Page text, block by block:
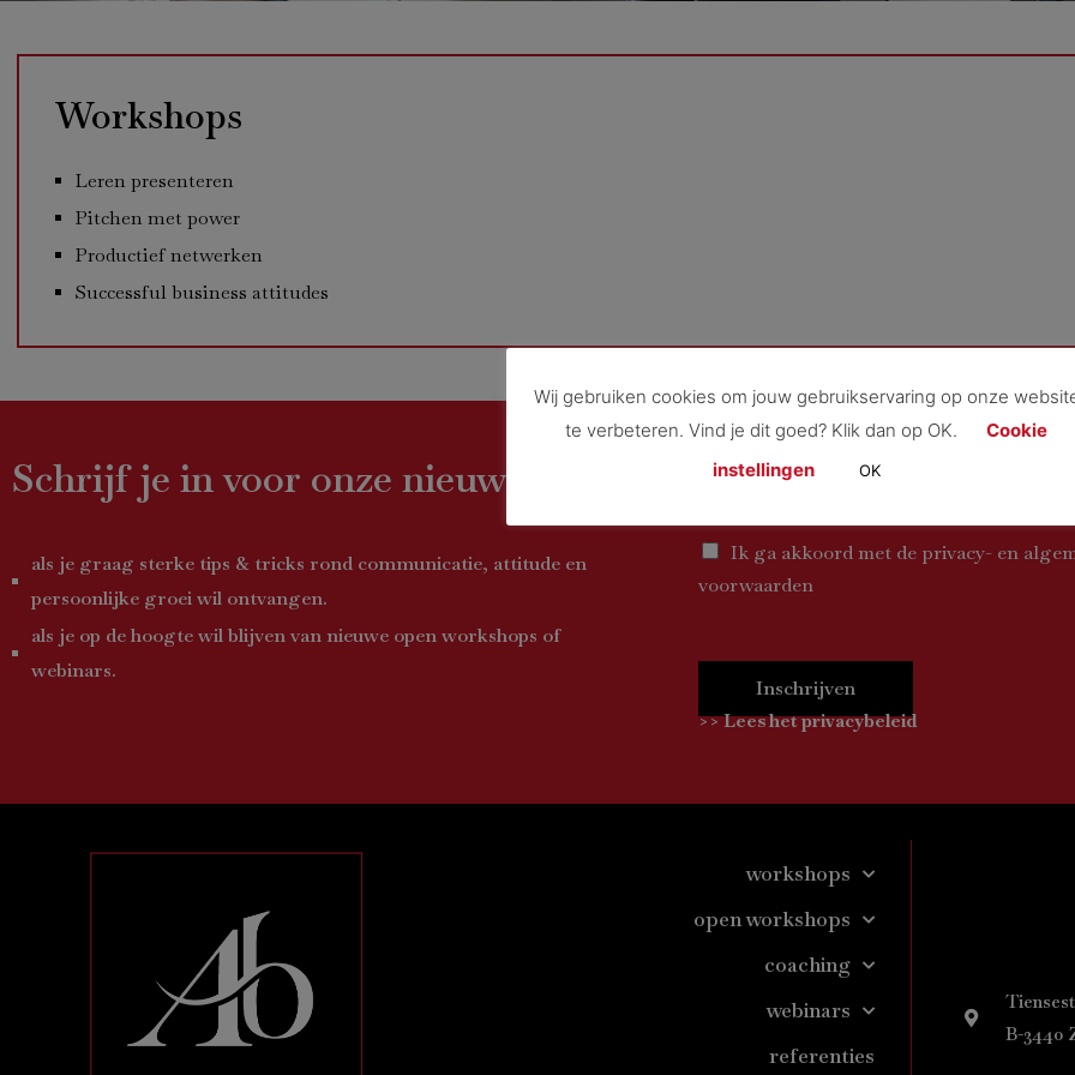
Workshops
Leren presenteren
Pitchen met power
Productief netwerken
Successful business attitudes
Schrijf je in voor onze nieuwsbrief
als je graag sterke tips & tricks rond communicatie, attitude en
persoonlijke groei wil ontvangen.
als je op de hoogte wil blijven van nieuwe open workshops of
webinars.
Ik ga akkoord met de privacy- en
voorwaarden
Inschrijven
>> Lees het privacybeleid
workshops
open workshops
coaching
webinars
referenties
B-3440
Wij gebruiken cookies om jouw gebruikservaring op onze
te verbeteren. Vind je dit goed? Klik dan op OK.
Cookie
instellingen
OK